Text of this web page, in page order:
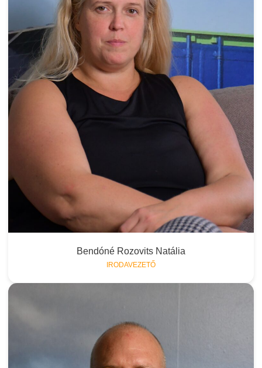
Bendóné Rozovits Natália
IRODAVEZETŐ